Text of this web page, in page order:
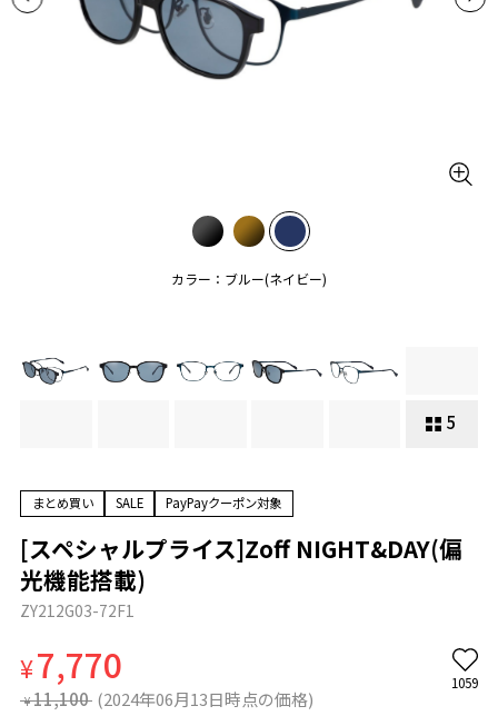
カラー：ブルー(ネイビー)
5
まとめ買い SALE PayPayクーポン対象
[スペシャルプライス]Zoff NIGHT&DAY(偏
光機能搭載)
ZY212G03-72F1
¥7,770
¥ 11,100 (2024年06月13日時点の価格)
1059